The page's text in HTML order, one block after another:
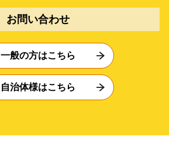
お問い合わせ
一般の方はこちら
自治体様はこちら